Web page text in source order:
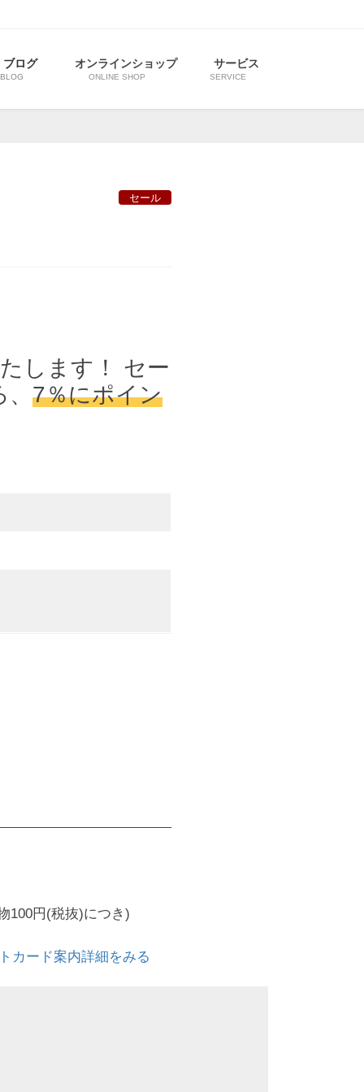
ブログ
BLOG
オンラインショップ
ONLINE SHOP
サービス
SERVICE
セール
します！ セー
7％にポイン
100円(税抜)につき)
カード案内詳細をみる